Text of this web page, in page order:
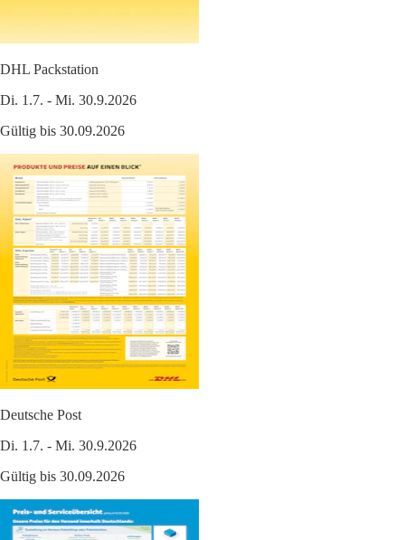
DHL Packstation
Di. 1.7. - Mi. 30.9.2026
Gültig bis 30.09.2026
Deutsche Post
Di. 1.7. - Mi. 30.9.2026
Gültig bis 30.09.2026